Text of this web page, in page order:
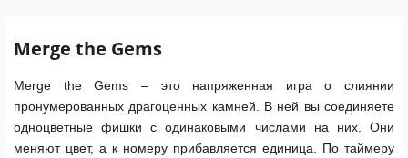
Merge the Gems
Merge the Gems – это напряженная игра о слиянии
пронумерованных драгоценных камней. В ней вы соединяете
одноцветные фишки с одинаковыми числами на них. Они
меняют цвет, а к номеру прибавляется единица. По таймеру